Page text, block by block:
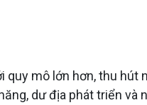
mô lớn hơn, thu
dư địa phát triển